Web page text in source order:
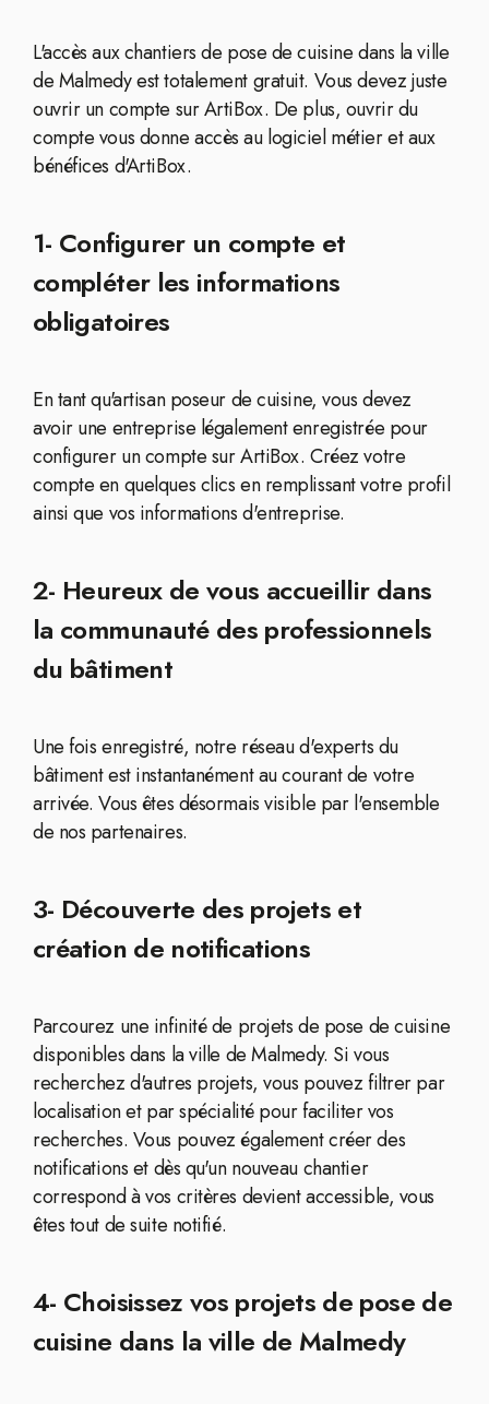
L'accès aux chantiers de pose de cuisine dans la ville
de Malmedy est totalement gratuit. Vous devez juste
ouvrir un compte sur ArtiBox. De plus, ouvrir du
compte vous donne accès au logiciel métier et aux
bénéfices d'ArtiBox.
1- Configurer un compte et
compléter les informations
obligatoires
En tant qu'artisan poseur de cuisine, vous devez
avoir une entreprise légalement enregistrée pour
configurer un compte sur ArtiBox. Créez votre
compte en quelques clics en remplissant votre profil
ainsi que vos informations d'entreprise.
2- Heureux de vous accueillir dans
la communauté des professionnels
du bâtiment
Une fois enregistré, notre réseau d'experts du
bâtiment est instantanément au courant de votre
arrivée. Vous êtes désormais visible par l'ensemble
de nos partenaires.
3- Découverte des projets et
création de notifications
Parcourez une infinité de projets de pose de cuisine
disponibles dans la ville de Malmedy. Si vous
recherchez d'autres projets, vous pouvez filtrer par
localisation et par spécialité pour faciliter vos
recherches. Vous pouvez également créer des
notifications et dès qu'un nouveau chantier
correspond à vos critères devient accessible, vous
êtes tout de suite notifié.
4- Choisissez vos projets de pose de
cuisine dans la ville de Malmedy